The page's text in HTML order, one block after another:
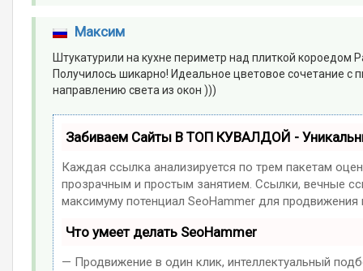
Максим
Штукатурили на кухне периметр над плиткой короедом
Получилось шикарно! Идеальное цветовое сочетание с
направлению света из окон )))
Забиваем Сайты В ТОП КУВАЛДОЙ -
Каждая ссылка анализируется по трем пакетам
прозрачным и простым занятием. Ссылки, вечные
максимуму потенциал SeoHammer для продвижения
Что умеет делать SeoHammer
— Продвижение в один клик, интеллектуальный